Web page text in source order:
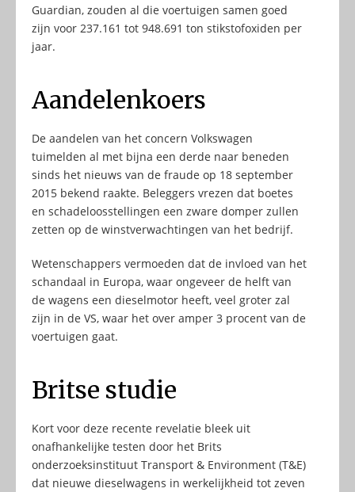
Guardian, zouden al die voertuigen samen goed
zijn voor 237.161 tot 948.691 ton stikstofoxiden per
jaar.
Aandelenkoers
De aandelen van het concern Volkswagen
tuimelden al met bijna een derde naar beneden
sinds het nieuws van de fraude op 18 september
2015 bekend raakte. Beleggers vrezen dat boetes
en schadeloosstellingen een zware domper zullen
zetten op de winstverwachtingen van het bedrijf.
Wetenschappers vermoeden dat de invloed van het
schandaal in Europa, waar ongeveer de helft van
de wagens een dieselmotor heeft, veel groter zal
zijn in de VS, waar het over amper 3 procent van de
voertuigen gaat.
Britse studie
Kort voor deze recente revelatie bleek uit
onafhankelijke testen door het Brits
onderzoeksinstituut Transport & Environment (T&E)
dat nieuwe dieselwagens in werkelijkheid tot zeven